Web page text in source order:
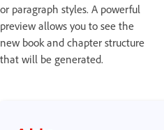
or paragraph styles. A powerful
preview allows you to see the
new book and chapter structure
that will be generated.